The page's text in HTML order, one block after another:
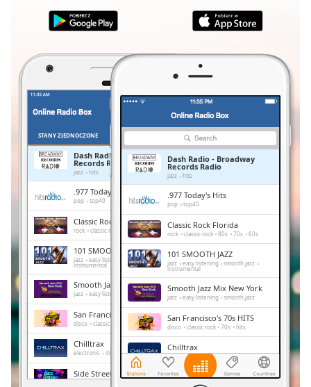
LIVE
currently
behind
liveLIVE
Remaining
Playback
Chapters
Descriptions
descriptions
off,
selected
Subtitles
subtitles
settings,
STANY ZJEDNOCZONE
Dash Radio - Broadway
Records Radio
jazz hits
.977 Today's Hits
pop top40
Classic Rock Florida
rock classic rock 80s 70s 60s
101 SMOOTH JAZZ
jazz easy listening smooth jazz
instrumental
Smooth Jazz Mix New York
jazz easy listening smooth jazz
San Francisco's 70s HITS
disco classic rock 70s hits
Chilltrax
electronic downtempo chill-out
Side Street Radio
Dash Radio - Broadway
Records Radio
jazz hits
.977 Today's Hits
pop top40
Classic Rock Florida
rock classic rock 80s 70s 60s
101 SMOOTH JAZZ
jazz easy listening smooth jazz
instrumental
Smooth Jazz Mix New York
jazz easy listening smooth jazz
San Francisco's 70s HITS
disco classic rock 70s hits
Chilltrax
electronic downtempo chill-out
Side Street Radio